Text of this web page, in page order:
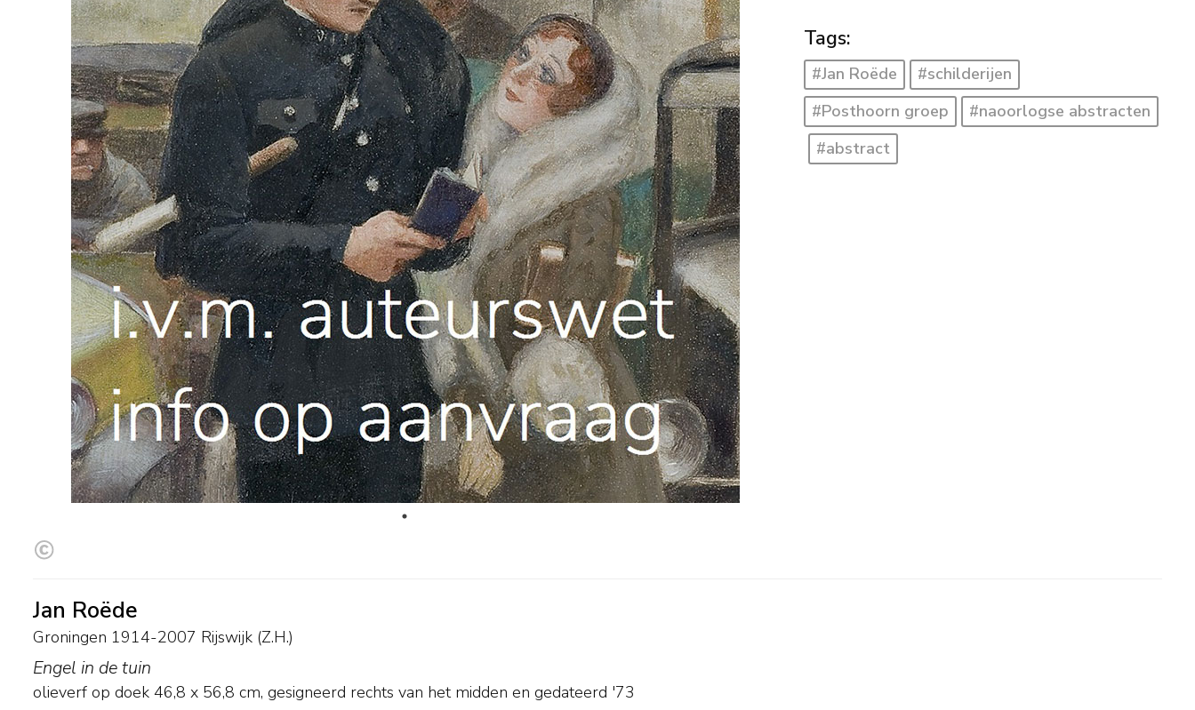
Tags:
#Jan Roëde
#schilderijen
#Posthoorn groep
#naoorlogse abstracten
#abstract
Jan Roëde
Groningen 1914-2007 Rijswijk (Z.H.)
Engel in de tuin
olieverf op doek 46,8 x 56,8 cm, gesigneerd rechts van het midden en gedateerd '73